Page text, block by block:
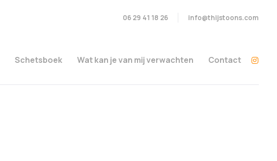
06 29 41 18 26 info@thijstoons.com
Schetsboek Wat kan je van mij verwachten Contact